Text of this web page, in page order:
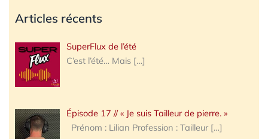
Articles récents
SuperFlux de l’été
C’est l’été… Mais […]
Épisode 17 // « Je suis Tailleur de pierre. »
Prénom : Lilian Profession : Tailleur […]